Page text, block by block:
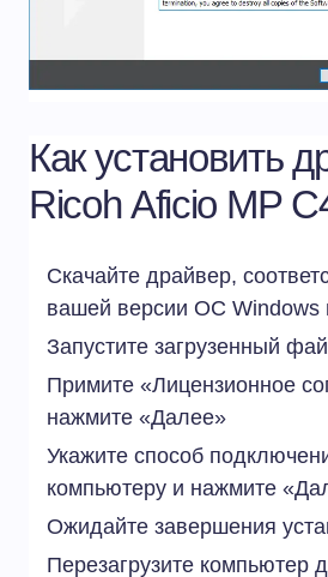
Как установить
Ricoh Aficio MP
Скачайте драйвер,
вашей версии ОС Windows
Запустите загрузенный
Примите «Лицензионное
нажмите «Далее»
Укажите способ
компьютеру и нажмите
Ожидайте завершения
Перезагрузите компьютер